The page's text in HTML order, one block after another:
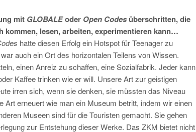
mit GLOBALEoder Open Codesüberschritten, die
kommen, lesen, arbeiten, experimentieren kann…
hatte diesen Erfolg ein Hotspot für Teenager zu
auch ein Ort des horizontalen Teilens von Wissen.
einen Anreiz zu schaffen, eine Sozialfabrik. Jeder kann
Kaffee trinken wie er will. Unsere Art zur geistigen
irren sich, wenn sie denken, sie müssten das Niveau
erneuert wie man ein Museum betritt, indem wir einen
Museen sind für die Touristen gemacht. Sie gehen
zur Entstehung dieser Werke. Das ZKM bietet nicht